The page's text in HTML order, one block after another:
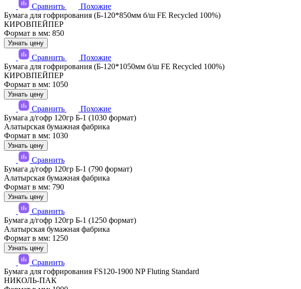
Сравнить
Похожие
Бумага для гофрирования (Б-120*850мм б/ш FE Recycled 100%)
КИРОВПЕЙПЕР
Формат в мм: 850
Узнать цену
Сравнить
Похожие
Бумага для гофрирования (Б-120*1050мм б/ш FE Recycled 100%)
КИРОВПЕЙПЕР
Формат в мм: 1050
Узнать цену
Сравнить
Похожие
Бумага д/гофр 120гр Б-1 (1030 формат)
Алатырская бумажная фабрика
Формат в мм: 1030
Узнать цену
Сравнить
Бумага д/гофр 120гр Б-1 (790 формат)
Алатырская бумажная фабрика
Формат в мм: 790
Узнать цену
Сравнить
Бумага д/гофр 120гр Б-1 (1250 формат)
Алатырская бумажная фабрика
Формат в мм: 1250
Узнать цену
Сравнить
Бумага для гофрирования FS120-1900 NP Fluting Standard
НИКОЛЬ-ПАК